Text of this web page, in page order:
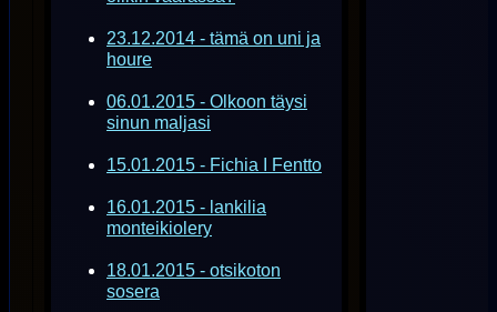
23.12.2014 - tämä on uni ja
houre
06.01.2015 - Olkoon täysi
sinun maljasi
15.01.2015 - Fichia I Fentto
16.01.2015 - lankilia
monteikiolery
18.01.2015 - otsikoton
sosera